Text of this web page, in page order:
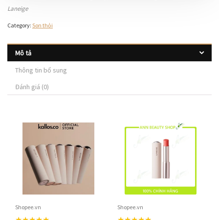
Laneige
Category: Son thỏi
Mô tả
Thông tin bổ sung
Đánh giá (0)
Shopee.vn Shopee.vn